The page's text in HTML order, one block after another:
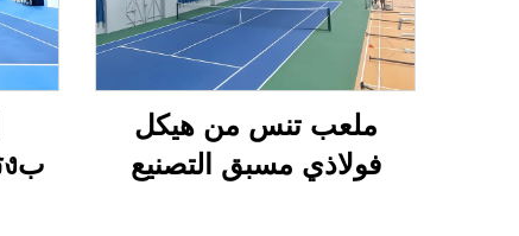
ملعب تنس من هيكل
فولاذي مسبق التصنيع